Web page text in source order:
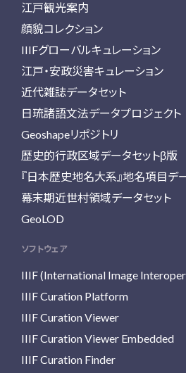
江戸観光案内
顔貌コレクション
IIIFグローバルキュレーション
江戸・安政災害キュレーション
近代雑誌データセット
日琉諸語文法データプロジェクト
Geoshapeリポジトリ
歴史的行政区域データセットβ版
『日本歴史地名大系』地名項目デ
幕末期近世村領域データセット
GeoLOD
ソフトウェア
IIIF (International Image
IIIF Curation Platform
IIIF Curation Viewer
IIIF Curation Viewer Embedded
IIIF Curation Finder